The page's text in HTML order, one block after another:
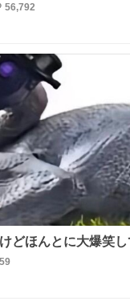
56,792
どほんとに大爆笑